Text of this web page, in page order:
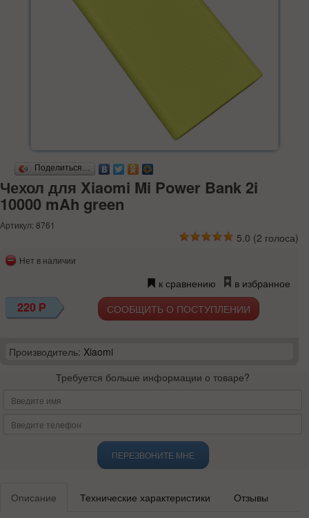
Поделиться…
Чехол для Xiaomi Mi Power Bank 2i
10000 mAh green
Артикул: 8761
5.0 (2 голоса)
Нет в наличии
к сравнению в избранное
220 Р СООБЩИТЬ О ПОСТУПЛЕНИИ
Производитель: Xiaomi
Требуется больше информации о товаре?
ПЕРЕЗВОНИТЕ МНЕ
Описание Технические характеристики Отзывы